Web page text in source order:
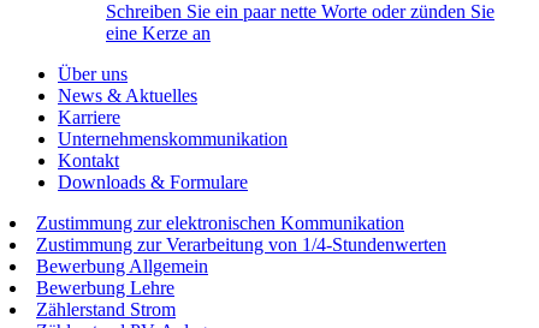
Schreiben Sie ein paar nette Worte oder zünden Sie
eine Kerze an
Über uns
News & Aktuelles
Karriere
Unternehmenskommunikation
Kontakt
Downloads & Formulare
Zustimmung zur elektronischen Kommunikation
Zustimmung zur Verarbeitung von 1/4-Stundenwerten
Bewerbung Allgemein
Bewerbung Lehre
Zählerstand Strom